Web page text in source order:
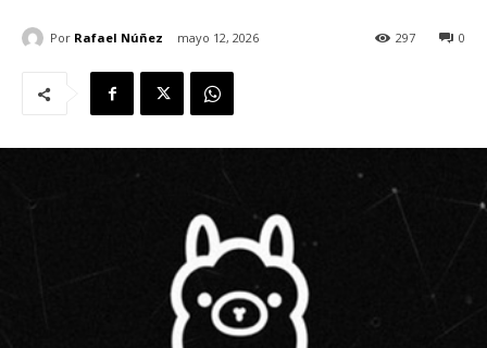
Por Rafael Núñez mayo 12, 2026 0
297